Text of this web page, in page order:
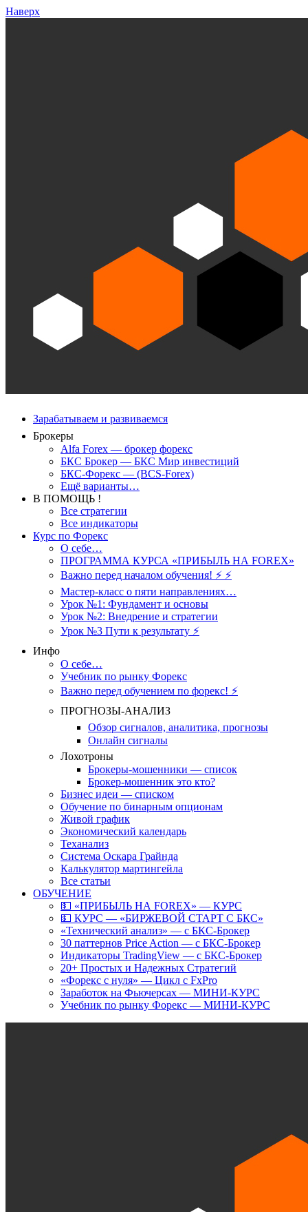
Наверх
Зарабатываем и развиваемся
Брокеры
Alfa Forex — брокер форекс
БКС Брокер — БКС Мир инвестиций
БКС-Форекс — (BCS-Forex)
Ещё варианты…
В ПОМОЩЬ !
Все стратегии
Все индикаторы
Курс по Форекс
О себе…
ПРОГРАММА КУРСА «ПРИБЫЛЬ НА FOREX»
Важно перед началом обучения! ⚡ ⚡
Мастер-класс о пяти направлениях…
Урок №1: Фундамент и основы
Урок №2: Внедрение и стратегии
Урок №3 Пути к результату ⚡️
Инфо
О себе…
Учебник по рынку Форекс
Важно перед обучением по форекс! ⚡
ПРОГНОЗЫ-АНАЛИЗ
Обзор сигналов, аналитика, прогнозы
Онлайн сигналы
Лохотроны
Брокеры-мошенники — список
Брокер-мошенник это кто?
Бизнес идеи — списком
Обучение по бинарным опционам
Живой график
Экономический календарь
Теханализ
Система Оскара Грайнда
Калькулятор мартингейла
Все статьи
ОБУЧЕНИЕ
💵 «ПРИБЫЛЬ НА FOREX» — КУРС
💵 КУРС — «БИРЖЕВОЙ СТАРТ С БКС»
«Технический анализ» — с БКС-Брокер
30 паттернов Price Action — с БКС-Брокер
Индикаторы TradingView — с БКС-Брокер
20+ Простых и Надежных Стратегий
«Форекс с нуля» — Цикл с FxPro
Заработок на Фьючерсах — МИНИ-КУРС
Учебник по рынку Форекс — МИНИ-КУРС